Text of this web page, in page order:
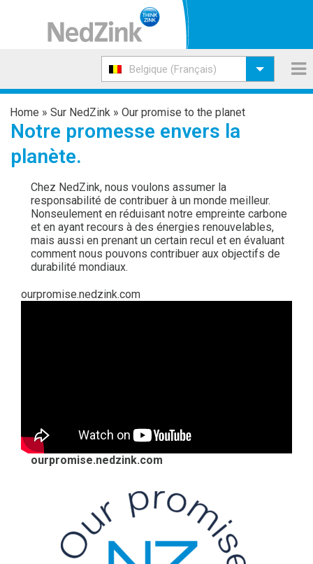
Belgique (Français)
Home » Sur NedZink » Our promise to the planet
Notre promesse envers la
planète.
Chez NedZink, nous voulons assumer la
responsabilité de contribuer à un monde meilleur.
Nonseulement en réduisant notre empreinte carbone
et en ayant recours à des énergies renouvelables,
mais aussi en prenant un certain recul et en évaluant
comment nous pouvons contribuer aux objectifs de
durabilité mondiaux.
ourpromise.nedzink.com
ourpromise.nedzink.com